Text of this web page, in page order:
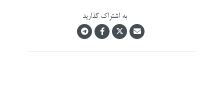
به اشتراک گذارید